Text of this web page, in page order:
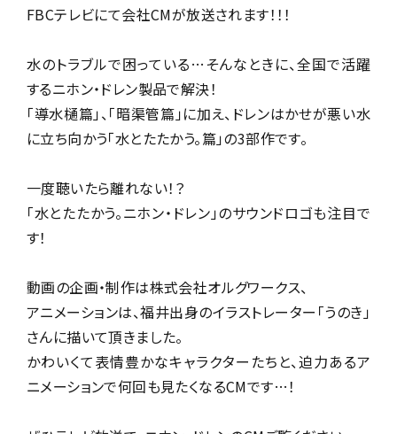
FBCテレビにて会社CMが放送されます！！！
水のトラブルで困っている…そんなときに、全国で活躍
するニホン・ドレン製品で解決！
「導水樋篇」、「暗渠管篇」に加え、ドレンはかせが悪い水
に立ち向かう「水とたたかう。篇」の3部作です。
一度聴いたら離れない！？
「水とたたかう。ニホン・ドレン」のサウンドロゴも注目で
す！
動画の企画・制作は株式会社オルグワークス、
アニメーションは、福井出身のイラストレーター「うのき」
さんに描いて頂きました。
かわいくて表情豊かなキャラクターたちと、迫力あるア
ニメーションで何回も見たくなるCMです…！